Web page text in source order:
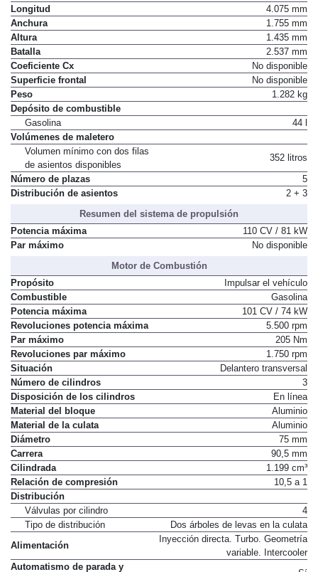
Número de puertas
5
Longitud
4.075 mm
Anchura
1.755 mm
Altura
1.435 mm
Batalla
2.537 mm
Coeficiente Cx
No disponible
Superficie frontal
No disponible
Peso
Depósito de combustible
Gasolina
Volúmenes de maletero
Volumen mínimo con dos filas
de asientos disponibles
352 litros
Número de plazas
5
Resumen del sistema de propulsión
Potencia máxima
110 CV / 81 kW
Motor de Combustión
Propósito
Impulsar el vehículo
Combustible
Gasolina
Potencia máxima
101 CV / 74 kW
Revoluciones potencia máxima
5.500 rpm
Par máximo
205 Nm
Revoluciones par máximo
1.750 rpm
Situación
Delantero transversal
Número de cilindros
3
Disposición de los cilindros
En línea
Material del bloque
Aluminio
Material de la culata
Aluminio
Diámetro
75 mm
Carrera
90,5 mm
Cilindrada
1.199 cm³
Relación de compresión
Distribución
Válvulas por cilindro
4
Dos árboles de levas en la culata
Alimentación
Inyección directa. Turbo. Geometría